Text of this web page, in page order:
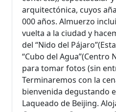
arquitectónica, cuyos
000 años. Almuerzo
vuelta a la ciudad y
del “Nido del
“Cubo del Agua”(Centro
para tomar fotos (sin
Terminaremos con la
bienvenida degustando
Laqueado de Beijing.